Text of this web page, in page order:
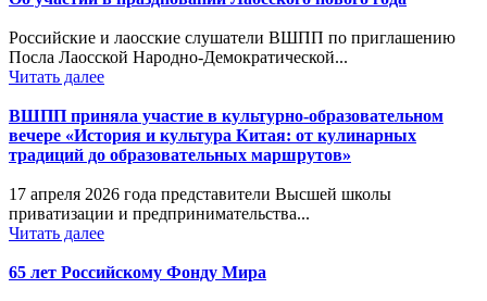
Российские и лаосские слушатели ВШПП по приглашению
Посла Лаосской Народно-Демократической...
Читать далее
ВШПП приняла участие в культурно-образовательном
вечере «История и культура Китая: от кулинарных
традиций до образовательных маршрутов»
17 апреля 2026 года представители Высшей школы
приватизации и предпринимательства...
Читать далее
65 лет Российскому Фонду Мира